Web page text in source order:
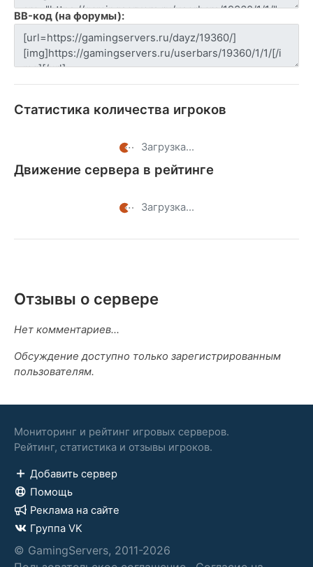
BB-код (на форумы):
Статистика количества игроков
Загрузка...
Движение сервера в рейтинге
Загрузка...
Отзывы о сервере
Нет комментариев...
Обсуждение доступно только зарегистрированным
пользователям.
Мониторинг и рейтинг игровых серверов.
Рейтинг, статистика и отзывы игроков.
Добавить сервер
Помощь
Реклама на сайте
Группа VK
© GamingServers, 2011-2026